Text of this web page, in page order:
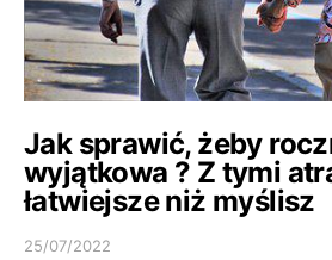
Jak sprawić, żeby
wyjątkowa ? Z tymi
łatwiejsze niż myślisz
25/07/2022